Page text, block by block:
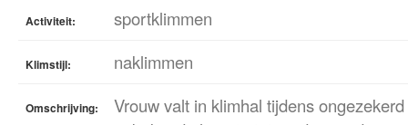
Activiteit: sportklimmen
Klimstijl: naklimmen
Omschrijving:
Vrouw valt in klimhal tijdens